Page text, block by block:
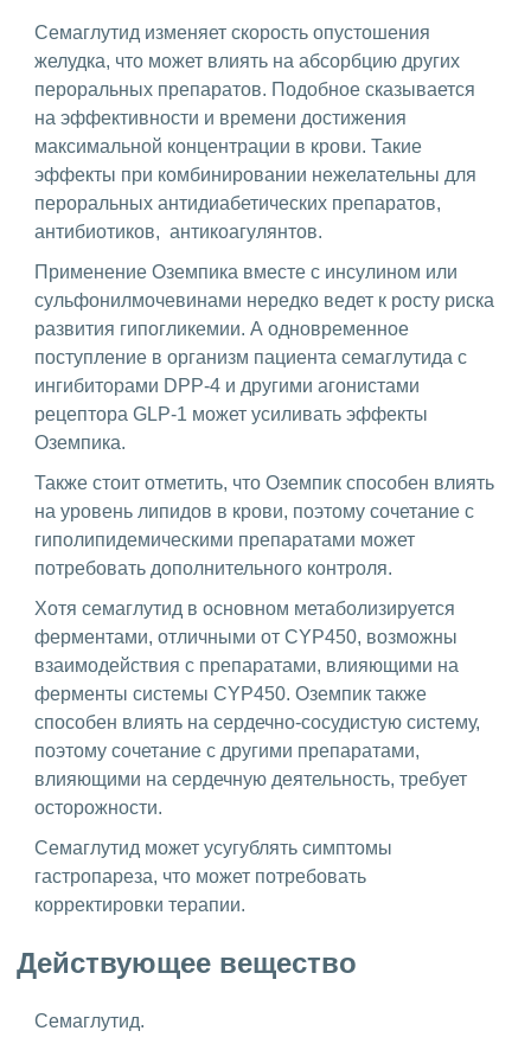
Семаглутид изменяет скорость опустошения
желудка, что может влиять на абсорбцию других
пероральных препаратов. Подобное сказывается
на эффективности и времени достижения
максимальной концентрации в крови. Такие
эффекты при комбинировании нежелательны для
пероральных антидиабетических препаратов,
антибиотиков, антикоагулянтов.
Применение Оземпика вместе с инсулином или
сульфонилмочевинами нередко ведет к росту риска
развития гипогликемии. А одновременное
поступление в организм пациента семаглутида с
ингибиторами DPP-4 и другими агонистами
рецептора GLP-1 может усиливать эффекты
Оземпика.
Также стоит отметить, что Оземпик способен влиять
на уровень липидов в крови, поэтому сочетание с
гиполипидемическими препаратами может
потребовать дополнительного контроля.
Хотя семаглутид в основном метаболизируется
ферментами, отличными от CYP450, возможны
взаимодействия с препаратами, влияющими на
ферменты системы CYP450. Оземпик также
способен влиять на сердечно-сосудистую систему,
поэтому сочетание с другими препаратами,
влияющими на сердечную деятельность, требует
осторожности.
Семаглутид может усугублять симптомы
гастропареза, что может потребовать
корректировки терапии.
Действующее вещество
Семаглутид.